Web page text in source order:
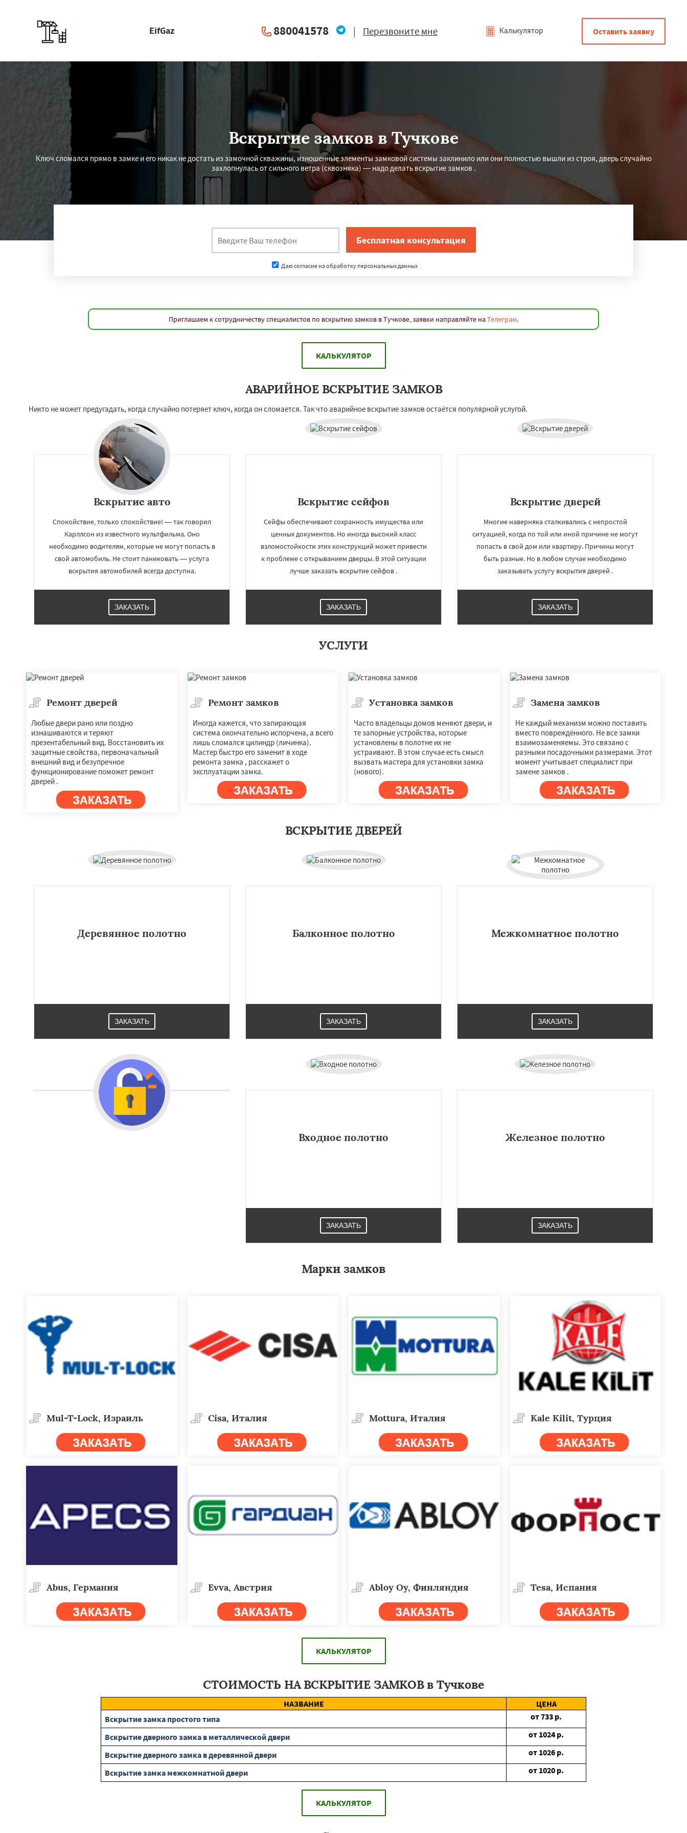
×
EifGaz 880041578 | Перезвоните мне Калькулятор Оставить заявку
Вскрытие замков в Тучкове
Ключ сломался прямо в замке и его никак не достать из замочной скважины, изношенные элементы замковой системы заклинило или они полностью вышли из строя, дверь случайно
захлопнулась от сильного ветра (сквозняка) — надо делать вскрытие замков .
Даю согласие на обработку персональных данных
Приглашаем к сотрудничеству специалистов по вскрытию замков в Тучкове, заявки направляйте на Телеграм.
КАЛЬКУЛЯТОР
АВАРИЙНОЕ ВСКРЫТИЕ ЗАМКОВ
Никто не может предугадать, когда случайно потеряет ключ, когда он сломается. Так что аварийное вскрытие замков остаётся популярной услугой.
Вскрытие авто
Спокойствие, только спокойствие! — так говорил
Карллсон из известного мультфильма. Оно
необходимо водителям, которые не могут попасть в
свой автомобиль. Не стоит паниковать — услуга
вскрытия автомобилей всегда доступна.
ЗАКАЗАТЬ
Вскрытие сейфов
Сейфы обеспечивают сохранность имущества или
ценных документов. Но иногда высокий класс
взломостойкости этих конструкций может привести
к проблеме с открыванием дверцы. В этой ситуации
лучше заказать вскрытие сейфов .
ЗАКАЗАТЬ
Вскрытие дверей
Многие наверняка сталкивались с непростой
ситуацией, когда по той или иной причине не могут
попасть в свой дом или квартиру. Причины могут
быть разные. Но в любом случае необходимо
заказывать услугу вскрытия дверей .
ЗАКАЗАТЬ
УСЛУГИ
Ремонт дверей
Любые двери рано или поздно
изнашиваются и теряют
презентабельный вид. Восстановить их
защитные свойства, первоначальный
внешний вид и безупречное
функционирование поможет ремонт
дверей .
Ремонт замков
Иногда кажется, что запирающая
система окончательно испорчена, а всего
лишь сломался цилиндр (личинка).
Мастер быстро его заменит в ходе
ремонта замка , расскажет о
эксплуатации замка.
Установка замков
Часто владельцы домов меняют двери, и
те запорные устройства, которые
установлены в полотне их не
устраивают. В этом случае есть смысл
вызвать мастера для установки замка
(нового).
Замена замков
Не каждый механизм можно поставить
вместо повреждённого. Не все замки
взаимозаменяемы. Это связано с
разными посадочными размерами. Этот
момент учитывает специалист при
замене замков .
ВСКРЫТИЕ ДВЕРЕЙ
Деревянное полотно
ЗАКАЗАТЬ
Балконное полотно
ЗАКАЗАТЬ
Межкомнатное полотно
ЗАКАЗАТЬ
Входное полотно
ЗАКАЗАТЬ
Железное полотно
ЗАКАЗАТЬ
Марки замков
Mul-T-Lock, Израиль Cisa, Италия Mottura, Италия Kale Kilit, Турция
Abus, Германия Evva, Австрия Abloy Oy, Финляндия Tesa, Испания
КАЛЬКУЛЯТОР
СТОИМОСТЬ НА ВСКРЫТИЕ ЗАМКОВ в Тучкове
НАЗВАНИЕ
ЦЕНА
Вскрытие замка простого типа
от733 р.
Вскрытие дверного замка в металлической двери
от 1024 р.
Вскрытие дверного замка в деревянной двери
от 1026 р.
Вскрытие замка межкомнатной двери
от 1020 р.
КАЛЬКУЛЯТОР
УЗНАТЬ ПОДРОБНЕЕ